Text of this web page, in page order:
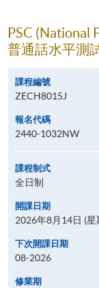
PSC (National
普通話水平測
課程編號
ZECH8015J
報名代碼
2440-1032NW
課程制式
全日制
開課日期
2026年8月14日 (星
下次開課日期
08-2026
修業期